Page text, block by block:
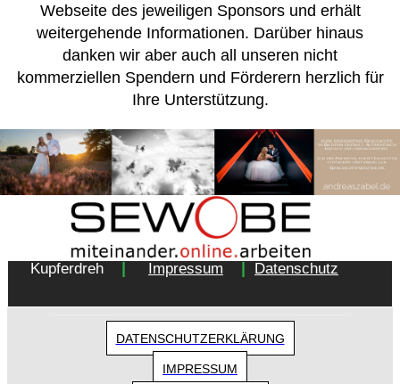
Webseite des jeweiligen Sponsors und erhält
weitergehende Informationen. Darüber hinaus
danken wir aber auch all unseren nicht
kommerziellen Spendern und Förderern herzlich für
Ihre Unterstützung.
Copyright 2018 - Turnverein 1877 e.V. Essen-
Kupferdreh
| Impressum | Datenschutz
DATENSCHUTZERKLÄRUNG
IMPRESSUM